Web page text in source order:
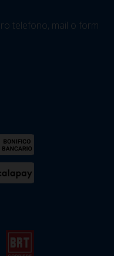
telefono, mail o form